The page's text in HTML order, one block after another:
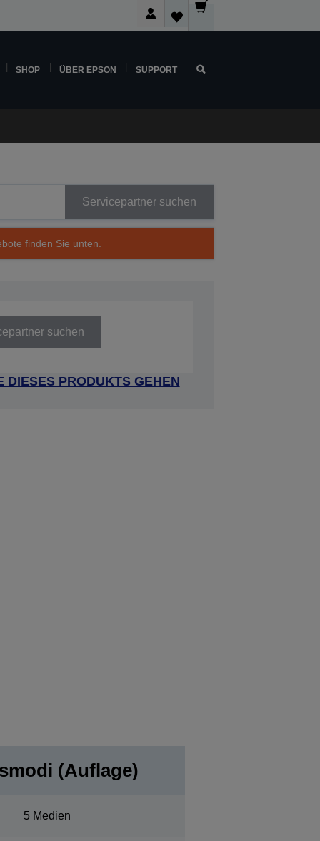
SHOP ÜBER EPSON SUPPORT
Servicepartner suchen
finden Sie unten.
suchen
DIESES PRODUKTS GEHEN
(Auflage)
5 Medien